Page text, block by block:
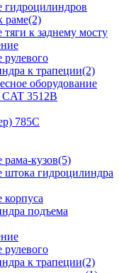
гидроцилиндров
раме(2)
к заднему мосту
рулевого
к трапеции(2)
оборудование
CAT 3512B
785C
рама-кузов(5)
штока гидроцилиндра
корпуса
подъема
рулевого
к трапеции(2)